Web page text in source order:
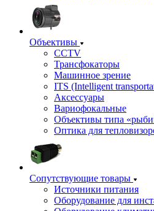
Объективы
CCTV
Трансфокаторы
Машинное зрение
ITS (Intelligent
Аксессуары
Вариофокальные
Объективы типа
Оптика для
Сопутствующие товары
Источники питания
Оборудование для